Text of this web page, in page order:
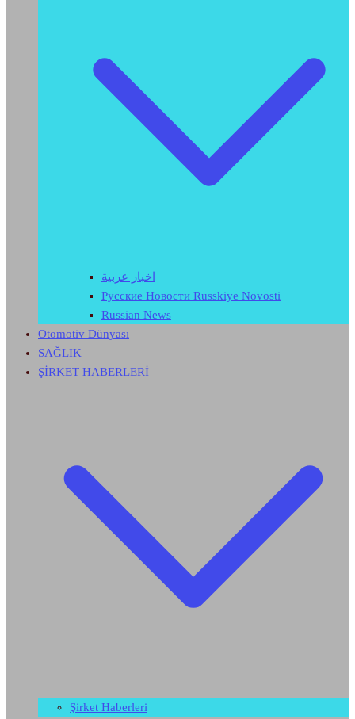
اخبار عربية
Русские Новости Russkiye Novosti
Russian News
Otomotiv Dünyası
SAĞLIK
ŞİRKET HABERLERİ
Şirket Haberleri